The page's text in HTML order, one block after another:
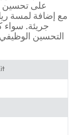
جريئة. سواء
التحسين